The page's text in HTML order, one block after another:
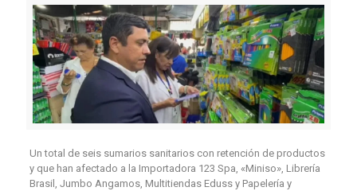
Un total de seis sumarios sanitarios con retención de productos
y que han afectado a la Importadora 123 Spa, «Miniso», Librería
Brasil, Jumbo Angamos, Multitiendas Eduss y Papelería y